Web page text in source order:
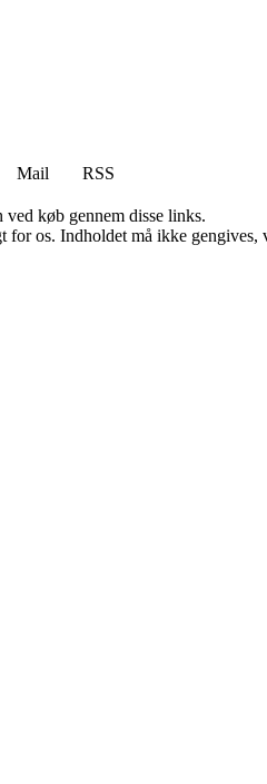
Mail
RSS
køb gennem disse links.
os. Indholdet må ikke gengives,